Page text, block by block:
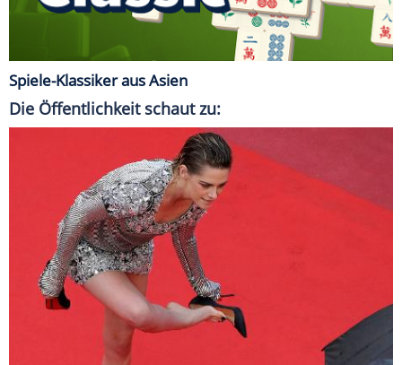
Spiele-Klassiker aus Asien
Die Öffentlichkeit schaut zu: